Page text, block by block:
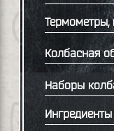
Термометры,
Колбасная
Наборы